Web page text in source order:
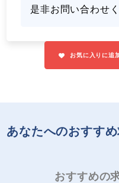
是非お問い合わせ
お気に入りに追
あなたへのおすす
おすすめの